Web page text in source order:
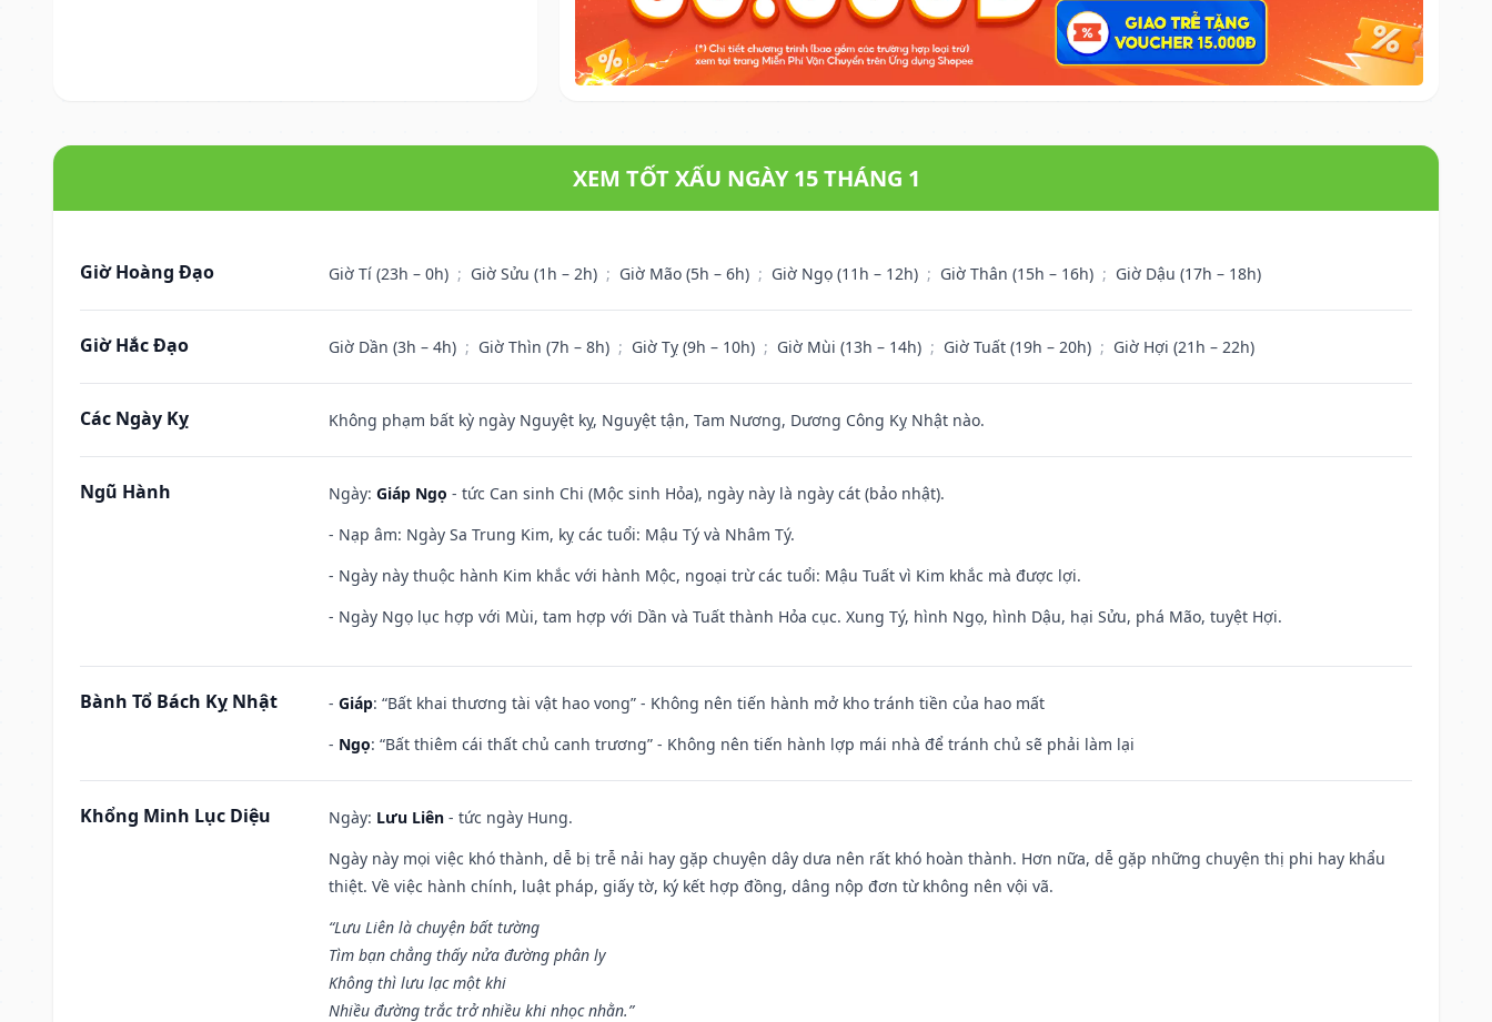
XEM TỐT XẤU NGÀY 15 THÁNG 1
Giờ Hoàng Đạo Giờ Tí (23h – 0h) ; Giờ Sửu (1h – 2h) ; Giờ Mão (5h – 6h) ; Giờ Ngọ (11h – 12h) ; Giờ Thân (15h – 16h) ; Giờ Dậu (17h – 18h)
Giờ Hắc Đạo Giờ Dần (3h – 4h) ; Giờ Thìn (7h – 8h) ; Giờ Tỵ (9h – 10h) ; Giờ Mùi (13h – 14h) ; Giờ Tuất (19h – 20h) ; Giờ Hợi (21h – 22h)
Các Ngày Kỵ Không phạm bất kỳ ngày Nguyệt kỵ, Nguyệt tận, Tam Nương, Dương Công Kỵ Nhật nào.
Ngũ Hành Ngày: Giáp Ngọ - tức Can sinh Chi (Mộc sinh Hỏa), ngày này là ngày cát (bảo nhật).
- Nạp âm: Ngày Sa Trung Kim, kỵ các tuổi: Mậu Tý và Nhâm Tý.
- Ngày này thuộc hành Kim khắc với hành Mộc, ngoại trừ các tuổi: Mậu Tuất vì Kim khắc mà được lợi.
- Ngày Ngọ lục hợp với Mùi, tam hợp với Dần và Tuất thành Hỏa cục. Xung Tý, hình Ngọ, hình Dậu, hại Sửu, phá Mão, tuyệt Hợi.
Bành Tổ Bách Kỵ Nhật - Giáp: “Bất khai thương tài vật hao vong” - Không nên tiến hành mở kho tránh tiền của hao mất
- Ngọ: “Bất thiêm cái thất chủ canh trương” - Không nên tiến hành lợp mái nhà để tránh chủ sẽ phải làm lại
Khổng Minh Lục Diệu Ngày: Lưu Liên - tức ngày Hung.
Ngày này mọi việc khó thành, dễ bị trễ nải hay gặp chuyện dây dưa nên rất khó hoàn thành. Hơn nữa, dễ gặp những chuyện thị phi hay khẩu
thiệt. Về việc hành chính, luật pháp, giấy tờ, ký kết hợp đồng, dâng nộp đơn từ không nên vội vã.
“Lưu Liên là chuyện bất tường
Tìm bạn chẳng thấy nửa đường phân ly
Không thì lưu lạc một khi
Nhiều đường trắc trở nhiều khi nhọc nhằn.”